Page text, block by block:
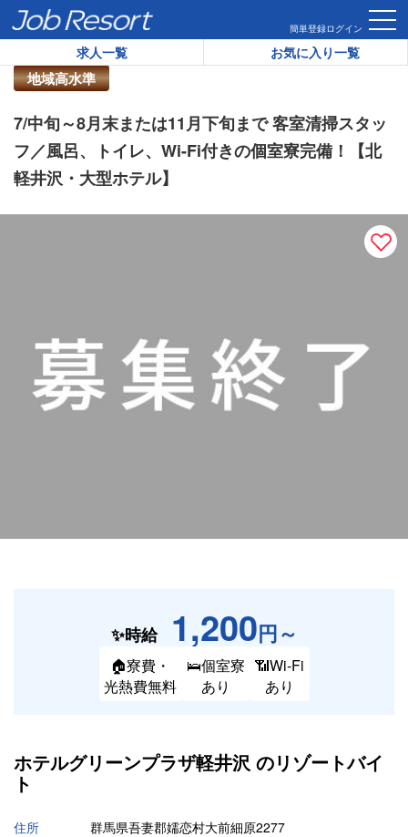
簡単登録ログイン
求人一覧 お気に入り一覧
HOME 求人一覧 7/中旬～8月末または11月下旬まで 客室清掃
地域高水準
リゾートバイト求人番号：
7/中旬～8月末または11月下旬まで 客室清掃スタッ
フ／風呂、トイレ、Wi-Fi付きの個室寮完備！【北
軽井沢・大型ホテル】
✨時給 1,200円～
🏠寮費・
光熱費無料
🛌個室寮
あり
📶Wi-Fi
あり
ホテルグリーンプラザ軽井沢 のリゾートバイ
ト
住所
群馬県吾妻郡嬬恋村大前細原2277